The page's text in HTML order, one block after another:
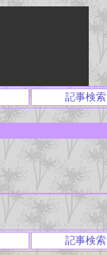
記事検索
記事検索